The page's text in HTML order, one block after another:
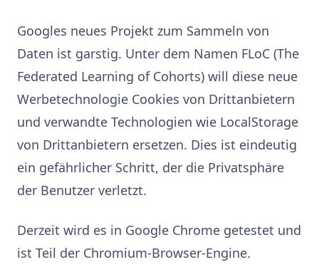
Googles neues Projekt zum Sammeln von
Daten ist garstig. Unter dem Namen FLoC (The
Federated Learning of Cohorts) will diese neue
Werbetechnologie Cookies von Drittanbietern
und verwandte Technologien wie LocalStorage
von Drittanbietern ersetzen. Dies ist eindeutig
ein gefährlicher Schritt, der die Privatsphäre
der Benutzer verletzt.
Derzeit wird es in Google Chrome getestet und
ist Teil der Chromium-Browser-Engine.